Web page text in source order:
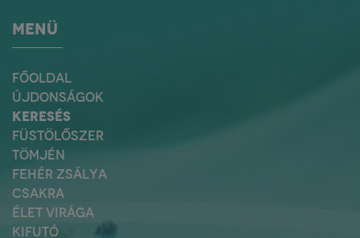
MENÜ
FŐOLDAL
ÚJDONSÁGOK
KERESÉS
FÜSTÖLŐSZER
TÖMJÉN
FEHÉR ZSÁLYA
CSAKRA
ÉLET VIRÁGA
KIFUTÓ